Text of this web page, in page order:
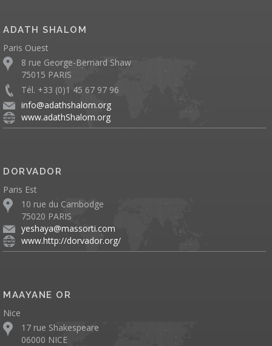
ADATH SHALOM
Paris Ouest
8 rue George-Bernard Shaw
75015 PARIS
Tél. +33 (0)1 45 67 97 96
info@adathshalom.org
www.adathShalom.org
DORVADOR
Paris Est
10 rue du Cambodge
75020 PARIS
yeshaya@massorti.com
www.http://dorvador.org/
MAAYANE OR
Nice
17 rue Shakespeare
06000 NICE